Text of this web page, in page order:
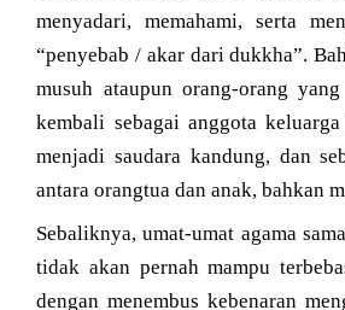
menyadari, memahami, serta
“penyebab / akar dari dukkha”.
musuh ataupun orang-orang
kembali sebagai anggota
menjadi saudara kandung, dan
antara orangtua dan anak, bahkan
Sebaliknya, umat-umat agama
tidak akan pernah mampu
dengan menembus kebenaran